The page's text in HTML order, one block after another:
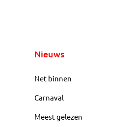
Nieuws
Net binnen
Carnaval
Meest gelezen